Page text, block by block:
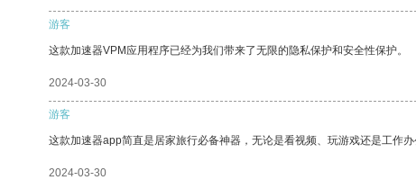
游客
这款加速器VPM应用程序已经为我们带来了无限的隐私保护和安全性保护。
2024-03-30
游客
这款加速器app简直是居家旅行必备神器，无论是看视频、玩游戏还是工作
2024-03-30